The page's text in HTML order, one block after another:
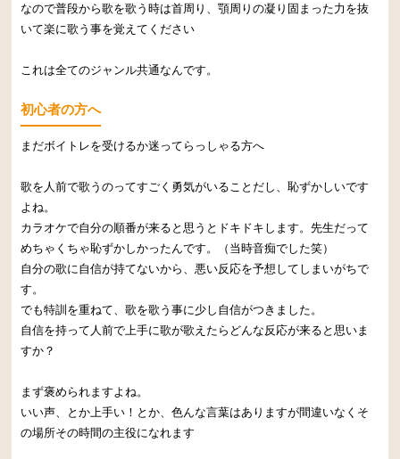
なので普段から歌を歌う時は首周り、顎周りの凝り固まった力を抜
いて楽に歌う事を覚えてください
これは全てのジャンル共通なんです。
初心者の方へ
まだボイトレを受けるか迷ってらっしゃる方へ
歌を人前で歌うのってすごく勇気がいることだし、恥ずかしいです
よね。
カラオケで自分の順番が来ると思うとドキドキします。先生だって
めちゃくちゃ恥ずかしかったんです。（当時音痴でした笑）
自分の歌に自信が持てないから、悪い反応を予想してしまいがちで
す。
でも特訓を重ねて、歌を歌う事に少し自信がつきました。
自信を持って人前で上手に歌が歌えたらどんな反応が来ると思いま
すか？
まず褒められますよね。
いい声、とか上手い！とか、色んな言葉はありますが間違いなくそ
の場所その時間の主役になれます